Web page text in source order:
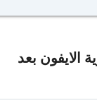
الايفون بعد